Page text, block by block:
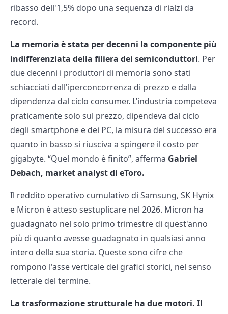
ribasso dell'1,5% dopo una sequenza di rialzi da
record.
La memoria è stata per decenni la componente più
indifferenziata della filiera dei semiconduttori. Per
due decenni i produttori di memoria sono stati
schiacciati dall'iperconcorrenza di prezzo e dalla
dipendenza dal ciclo consumer. L’industria competeva
praticamente solo sul prezzo, dipendeva dal ciclo
degli smartphone e dei PC, la misura del successo era
quanto in basso si riusciva a spingere il costo per
gigabyte. “Quel mondo è finito”, afferma Gabriel
Debach, market analyst di eToro.
Il reddito operativo cumulativo di Samsung, SK Hynix
e Micron è atteso sestuplicare nel 2026. Micron ha
guadagnato nel solo primo trimestre di quest'anno
più di quanto avesse guadagnato in qualsiasi anno
intero della sua storia. Queste sono cifre che
rompono l'asse verticale dei grafici storici, nel senso
letterale del termine.
La trasformazione strutturale ha due motori. Il